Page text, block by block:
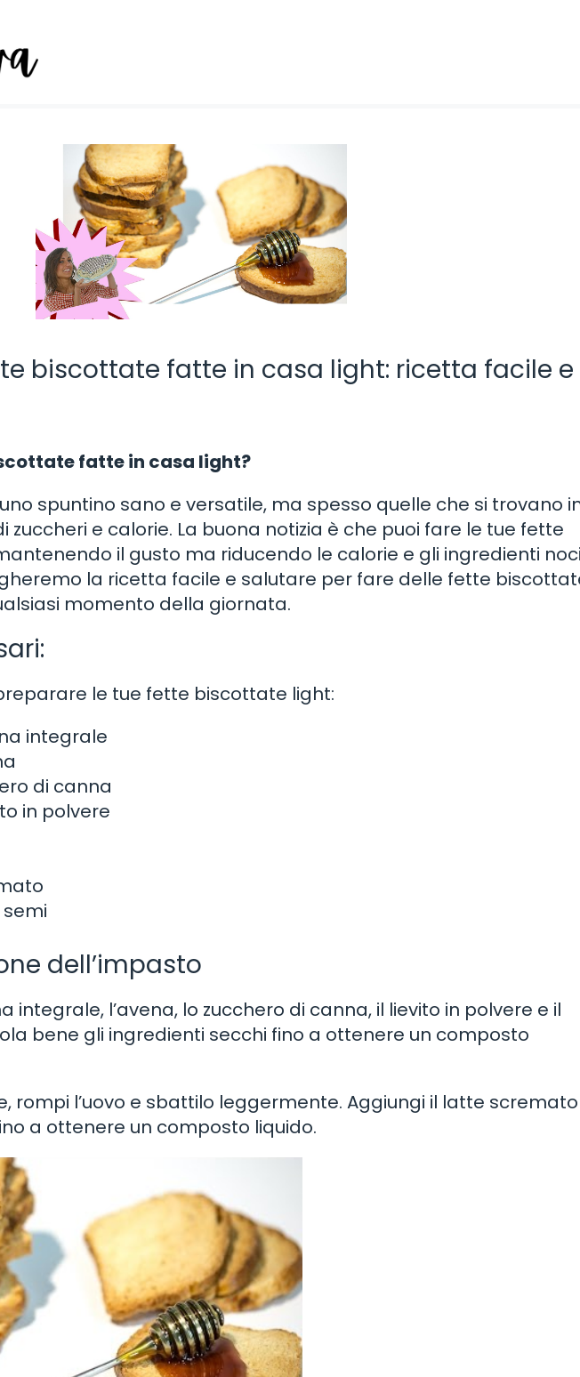
biscottate fatte in casa light: ricetta facile e
fatte in casa light?
spuntino sano e versatile, ma spesso quelle che si trovano
zuccheri e calorie. La buona notizia è che puoi fare le tue fette
il gusto ma riducendo le calorie e gli ingredienti
la ricetta facile e salutare per fare delle fette
momento della giornata.
le tue fette biscottate light:
integrale
di canna
in polvere
dell’impasto
integrale, l’avena, lo zucchero di canna, il lievito in polvere e il
bene gli ingredienti secchi fino a ottenere un composto
rompi l’uovo e sbattilo leggermente. Aggiungi il latte
a ottenere un composto liquido.